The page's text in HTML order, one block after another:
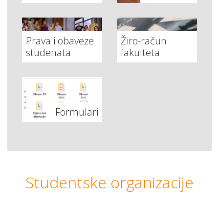
Prava i obaveze
studenata
Žiro-račun
fakulteta
Formulari
Studentske organizacije